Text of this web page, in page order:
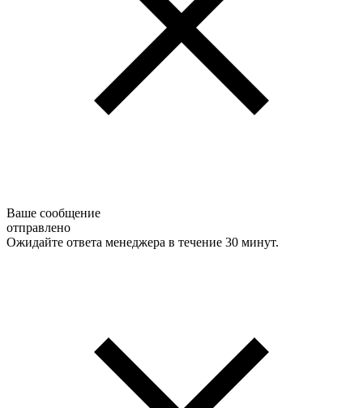
Ваше сообщение
отправлено
Ожидайте ответа менеджера в течение 30 минут.